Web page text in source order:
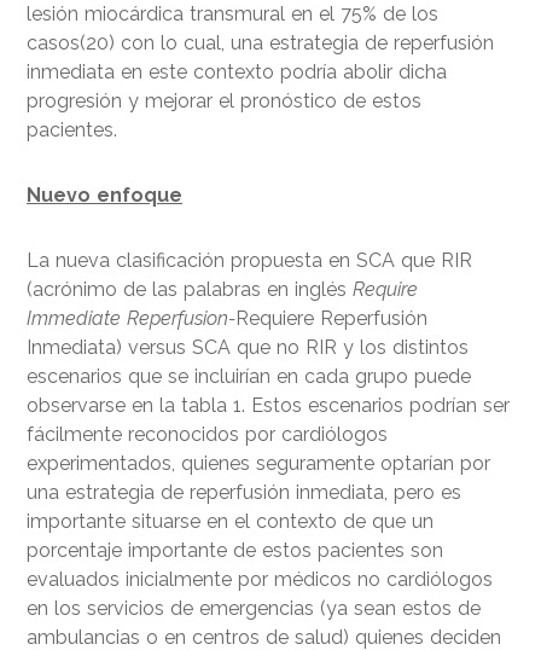
lesión miocárdica transmural en el 75% de los
casos(20) con lo cual, una estrategia de reperfusión
inmediata en este contexto podría abolir dicha
progresión y mejorar el pronóstico de estos
pacientes.
Nuevo enfoque
La nueva clasificación propuesta en SCA que RIR
(acrónimo de las palabras en inglés Require
Immediate Reperfusion-Requiere Reperfusión
Inmediata) versus SCA que no RIR y los distintos
escenarios que se incluirían en cada grupo puede
observarse en la tabla 1. Estos escenarios podrían ser
fácilmente reconocidos por cardiólogos
experimentados, quienes seguramente optarían por
una estrategia de reperfusión inmediata, pero es
importante situarse en el contexto de que un
porcentaje importante de estos pacientes son
evaluados inicialmente por médicos no cardiólogos
en los servicios de emergencias (ya sean estos de
ambulancias o en centros de salud) quienes deciden